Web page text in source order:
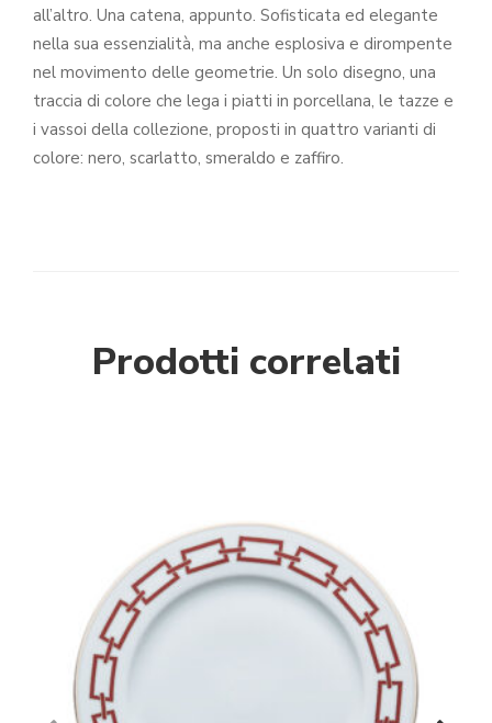
all’altro. Una catena, appunto. Sofisticata ed elegante
nella sua essenzialità, ma anche esplosiva e dirompente
nel movimento delle geometrie. Un solo disegno, una
traccia di colore che lega i piatti in porcellana, le tazze e
i vassoi della collezione, proposti in quattro varianti di
colore: nero, scarlatto, smeraldo e zaffiro.
Prodotti correlati